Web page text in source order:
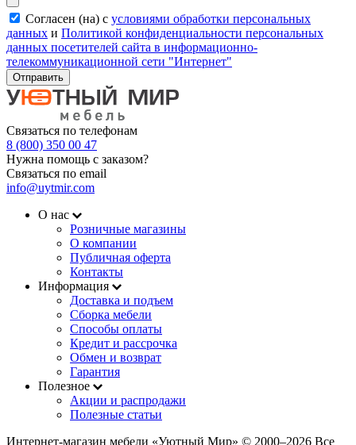
Согласен (на) с условиями обработки персональных
данных и Политикой конфиденциальности персональных
данных посетителей сайта в информационно-
телекоммуникационной сети "Интернет"
Отправить
Связаться по телефонам
8 (800) 350 00 47
Нужна помощь с заказом?
Связаться по email
info@uytmir.com
О нас
Розничные магазины
О компании
Публичная оферта
Контакты
Информация
Доставка и подъем
Сборка мебели
Способы оплаты
Кредит и рассрочка
Обмен и возврат
Гарантия
Полезное
Акции и распродажи
Полезные статьи
Интернет-магазин мебели «Уютный Мир» © 2000‒2026 Все